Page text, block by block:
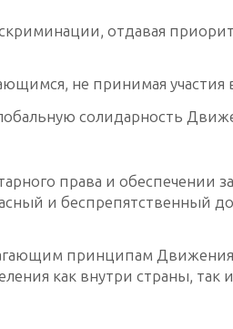
отдавая
не принимая участия
солидарность
права и обеспечении
и беспрепятственный
принципам
как внутри страны, так